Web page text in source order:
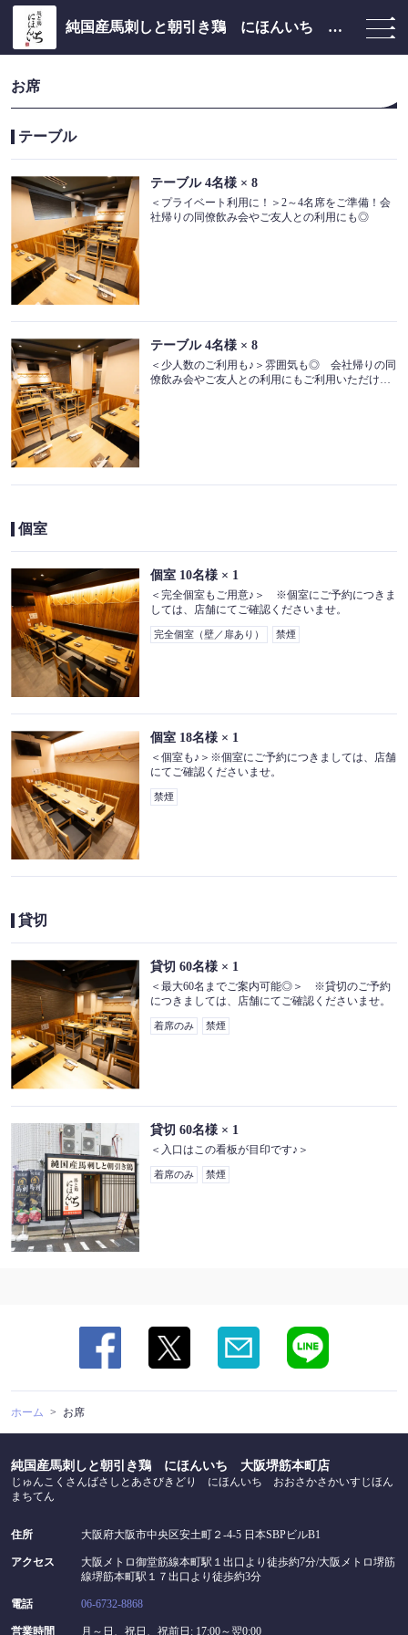
純国産馬刺しと朝引き鶏 にほんいち 大阪堺筋本町店
お席
テーブル
テーブル4名様 × 8
＜プライベート利用に！＞2～4名席をご準備！会
社帰りの同僚飲み会やご友人との利用にも◎
テーブル4名様 × 8
＜少人数のご利用も♪＞雰囲気も◎ 会社帰りの同
僚飲み会やご友人との利用にもご利用いただけま
個室
個室 10名様 × 1
＜完全個室もご用意♪＞ ※個室にご予約につきま
しては、店舗にてご確認くださいませ。
完全個室（壁／扉あり） 禁煙
個室 18名様 × 1
＜個室も♪＞※個室にご予約につきましては、店舗
にてご確認くださいませ。
禁煙
貸切
貸切 60名様 × 1
＜最大60名までご案内可能◎＞ ※貸切のご予約
につきましては、店舗にてご確認くださいませ。
着席のみ 禁煙
貸切 60名様 × 1
＜入口はこの看板が目印です♪＞
着席のみ 禁煙
ホーム お席
純国産馬刺しと朝引き鶏 にほんいち 大阪堺筋本町店
じゅんこくさんばさしとあさびきどり にほんいち おおさかさかいすじほん
まちてん
住所 大阪府大阪市中央区安土町２-4-5 日本SBPビルB1
アクセス
大阪メトロ御堂筋線本町駅１出口より徒歩約7分/大阪メトロ堺筋
線堺筋本町駅１７出口より徒歩約3分
電話 06-6732-8868
営業時間 月～日、祝日、祝前日: 17:00～翌0:00
この店舗情報をシェアする
お席 | 純国産馬刺しと朝引き鶏 にほんいち 大阪堺筋本
町店